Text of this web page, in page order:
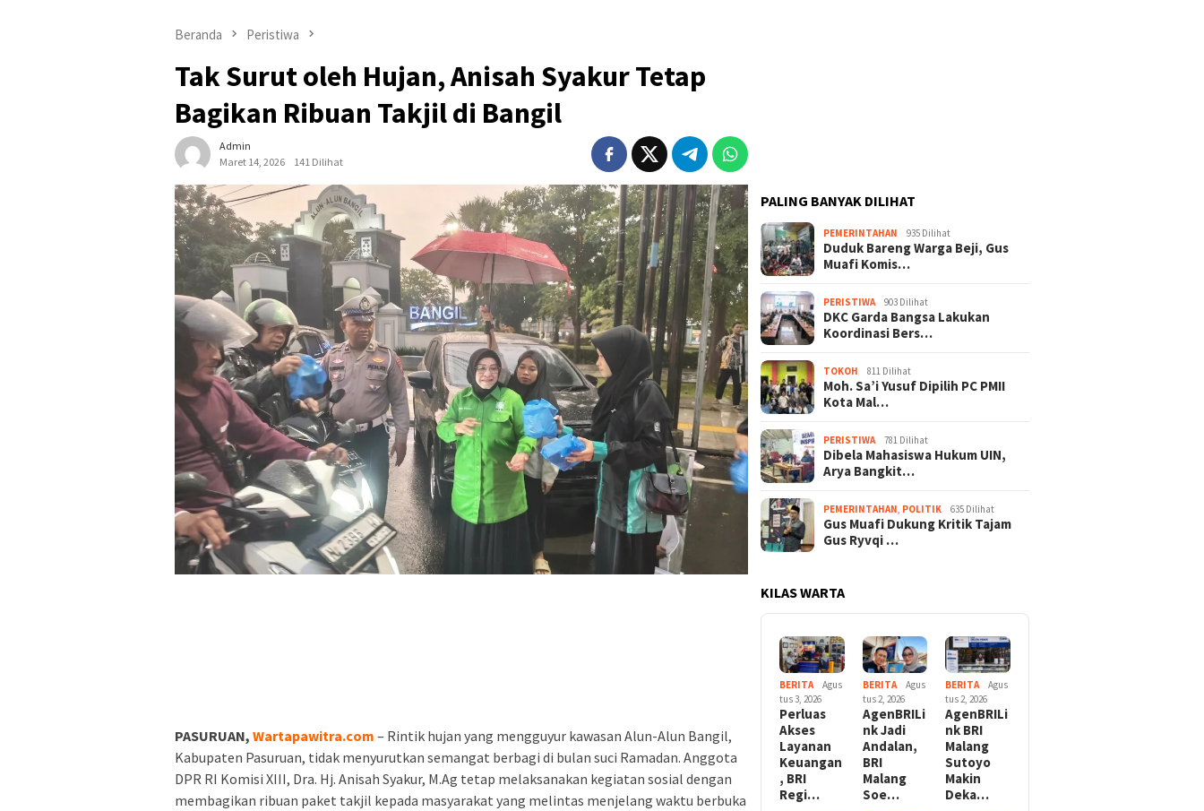
Beranda Peristiwa
Tak Surut oleh Hujan, Anisah Syakur Tetap
Bagikan Ribuan Takjil di Bangil
Admin
Maret 14, 2026
141 Dilihat
PASURUAN, Wartapawitra.com – Rintik hujan yang mengguyur kawasan Alun-Alun Bangil,
Kabupaten Pasuruan, tidak menyurutkan semangat berbagi di bulan suci Ramadan. Anggota
DPR RI Komisi XIII, Dra. Hj. Anisah Syakur, M.Ag tetap melaksanakan kegiatan sosial dengan
membagikan ribuan paket takjil kepada masyarakat yang melintas menjelang waktu berbuka
PALING BANYAK DILIHAT
PEMERINTAHAN 935 Dilihat
Duduk Bareng Warga Beji, Gus
Muafi Komis…
PERISTIWA 903 Dilihat
DKC Garda Bangsa Lakukan
Koordinasi Bers…
TOKOH 811 Dilihat
Moh. Sa’i Yusuf Dipilih PC PMII
Kota Mal…
PERISTIWA 781 Dilihat
Dibela Mahasiswa Hukum UIN,
Arya Bangkit…
PEMERINTAHAN, POLITIK 635 Dilihat
Gus Muafi Dukung Kritik Tajam
Gus Ryvqi …
KILAS WARTA
BERITA
Agus
tus 3, 2026
Perluas
Akses
Layanan
Keuangan
, BRI
Regi…
BERITA
Agus
tus 2, 2026
AgenBRILi
nk Jadi
Andalan,
BRI
Malang
Soe…
BERITA
Agus
tus 2, 2026
AgenBRILi
nk BRI
Malang
Sutoyo
Makin
Deka…